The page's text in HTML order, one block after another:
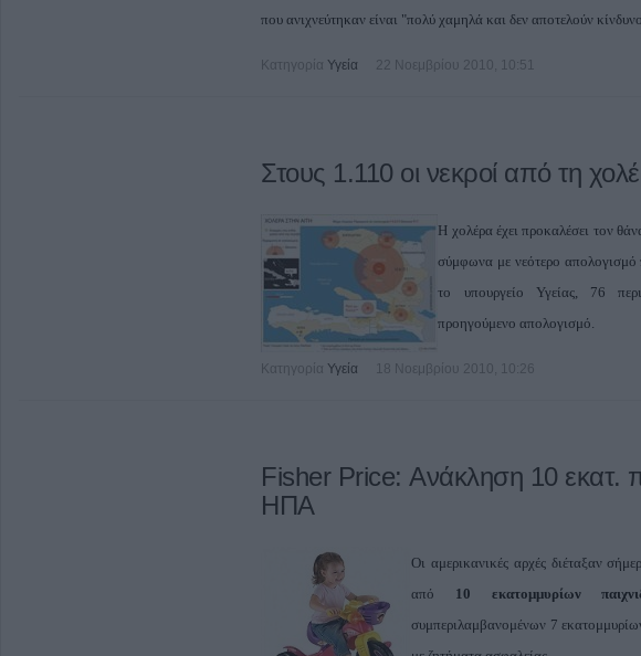
που ανιχνεύτηκαν είναι "πολύ χαμηλά και δεν αποτελούν
Κατηγορία Υγεία 22 Νοεμβρίου 2010, 10:51
Στους 1.110 οι νεκροί από τη
Η χολέρα έχει προκαλέσει τον
σύμφωνα με νεότερο
το υπουργείο Υγείας, 76
προηγούμενο απολογισμό.
Κατηγορία Υγεία 18 Νοεμβρίου 2010, 10:26
Fisher Price: Ανάκληση 10 εκατ.
ΗΠΑ
Οι αμερικανικές αρχές διέταξαν
από 10 εκατομμυρίων
συμπεριλαμβανομένων 7